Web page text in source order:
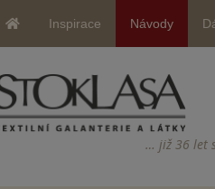
Inspirace Návody
… již 36 let